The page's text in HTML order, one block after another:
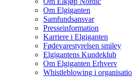
Om Elgiganten
Samfundsansvar
Presseinformation
Karriere i Elgiganten
Fødevarestyrelsen smiley
Elgigantens Kundeklub
Om Elgiganten Erhverv
Whistleblowing i